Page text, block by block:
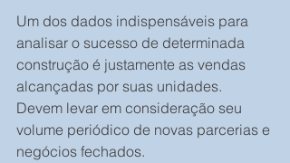
Um dos dados indispensáveis para
analisar o sucesso de determinada
construção é justamente as vendas
alcançadas por suas unidades.
Devem levar em consideração seu
volume periódico de novas parcerias e
negócios fechados.